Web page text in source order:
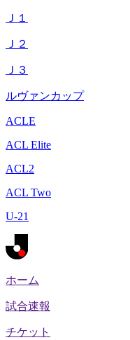
Ｊ１
Ｊ２
Ｊ３
ルヴァンカップ
ACLE
ACL Elite
ACL2
ACL Two
U-21
ホーム
試合速報
チケット